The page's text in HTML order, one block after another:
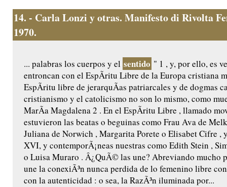
14. - Carla Lonzi y otras. Manifesto di Rivolta
1970.
... palabras los cuerpos y el sentido " 1 , y, por ello, es
entroncan con el EspÃ­ritu Libre de la Europa cristiana
EspÃ­ritu libre de jerarquÃ­as patriarcales y de dogmas
cristianismo y el catolicismo no son lo mismo, como
MarÃ­a Magdalena 2 . En el EspÃ­ritu Libre , llamado
estuvieron las beatas o beguinas como Frau Ava de
Juliana de Norwich , Margarita Porete o Elisabet Cifre ,
XVI, y contemporÃ¡neas nuestras como Edith Stein ,
o Luisa Muraro . Â¿QuÃ© las une? Abreviando mucho
une la conexiÃ³n nunca perdida de lo femenino libre
con la autenticidad : o sea, la RazÃ³n iluminada por...